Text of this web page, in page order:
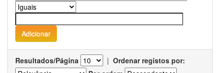
Resultados/Página | Ordenar registos por: